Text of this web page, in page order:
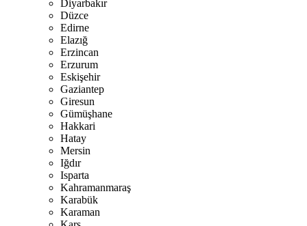
Diyarbakır
Düzce
Edirne
Elazığ
Erzincan
Erzurum
Eskişehir
Gaziantep
Giresun
Gümüşhane
Hakkari
Hatay
Mersin
Iğdır
Isparta
Kahramanmaraş
Karabük
Karaman